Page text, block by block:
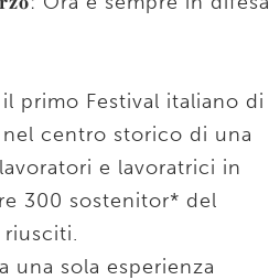
primo Festival italiano di
centro storico di una
e lavoratrici in
300 sostenitor* del
una sola esperienza